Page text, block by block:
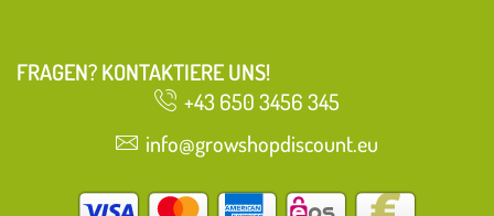
FRAGEN? KONTAKTIERE UNS!
+43 650 3456 345
info@growshopdiscount.eu